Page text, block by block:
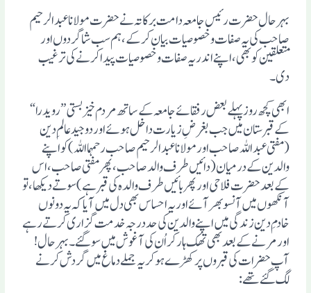
بہر حال حضرت رئیس جامعہ دامت برکاتہ نے حضرت مولانا عبد الرحیم
صاحب کی یہ صفات وخصوصیات بیان کرکے، ہم سب شاگردوں اور
متعلقین کو بھی ،اپنے اندر یہ صفات وخصوصیات پیدا کرنے کی ترغیب
دی۔
ابھی کچھ روز پہلے بعض رفقائے جامعہ کے ساتھ مردم خیز بستی”رویدرا“
کے قبرستان میں جب بغرضِ زیارت داخل ہوئے اور دو جید عالمِ دین
(مفتی عبد اللہ صاحب اور مولانا عبد الرحیم صاحب رحمہما اللہ) کو اپنے
والدین کے درمیان(دائیں طرف والد صاحب، پھر مفتی صاحب، اس
کے بعد حضرت فلاحی اور پھر بائیں طرف والدہ کی قبر ہے) سوتے دیکھا، تو
آنکھوں میں آنسو بھر آئے اور یہ احساس بھی دل میں آیا کہ یہ دونوں
خادمِ دین زندگی میں اپنے والدین کی حد درجہ خدمت گزاری کرتے رہے
اور مرنے کے بعد بھی تھک ہار کر اُن کی آغوش میں سوگئے۔بہر حال!
آپ حضرات کی قبروں پر کھڑے ہوکر یہ جملے دماغ میں گردش کرنے
لگ گئے تھے: